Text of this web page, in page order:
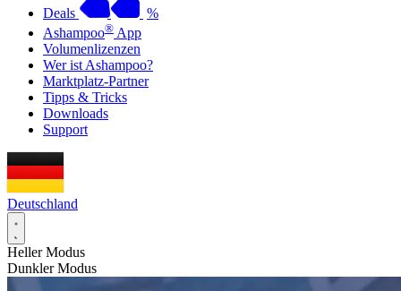
Deals
%
Ashampoo® App
Volumenlizenzen
Wer ist Ashampoo?
Marktplatz-Partner
Tipps & Tricks
Downloads
Support
Deutschland
Heller Modus
Dunkler Modus